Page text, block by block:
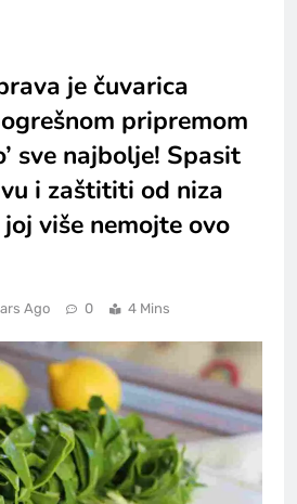
je čuvarica
pripremom
sve najbolje! Spasit
i zaštititi od niza
više nemojte ovo
Ago 0 4 Mins